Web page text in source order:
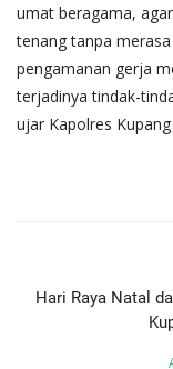
umat beragama,
tenang tanpa
pengamanan gerja
terjadinya tindak-
ujar Kapolres Kupang
Hari Raya Natal